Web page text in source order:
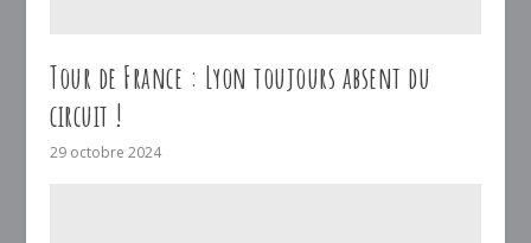
Tour de France : Lyon toujours absent du
circuit !
29 octobre 2024